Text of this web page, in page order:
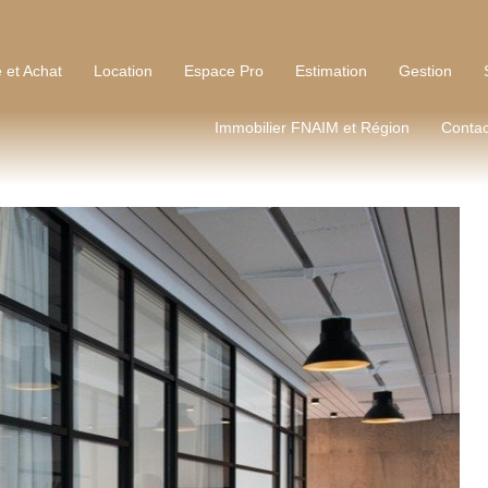
et Achat Location Espace Pro Estimation Gestion
Immobilier FNAIM et Région